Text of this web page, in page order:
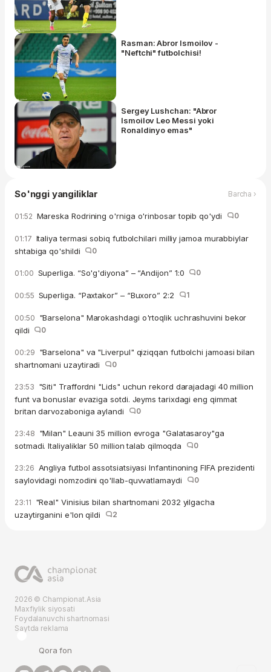
Rasman: Abror Ismoilov -
"Neftchi" futbolchisi!
Sergey Lushchan: "Abror
Ismoilov Leo Messi yoki
Ronaldinyo emas"
So'nggi yangiliklar Barcha ›
01:52 Mareska Rodrining o'rniga o'rinbosar topib qo'ydi 0
01:17 Italiya termasi sobiq futbolchilari milliy jamoa murabbiylar
shtabiga qo'shildi
0
01:00 Superliga. “So'g'diyona” – “Andijon” 1:0 0
00:55 Superliga. “Paxtakor” – “Buxoro” 2:2 1
00:50 "Barselona" Marokashdagi o'rtoqlik uchrashuvini bekor
qildi
0
00:29 "Barselona" va "Liverpul" qiziqqan futbolchi jamoasi bilan
shartnomani uzaytiradi
0
23:53 "Siti" Traffordni "Lids" uchun rekord darajadagi 40 million
funt va bonuslar evaziga sotdi. Jeyms tarixdagi eng qimmat
britan darvozaboniga aylandi
0
23:48 "Milan" Leauni 35 million evroga "Galatasaroy"ga
sotmadi. Italiyaliklar 50 million talab qilmoqda
0
23:26 Angliya futbol assotsiatsiyasi Infantinoning FIFA prezidenti
saylovidagi nomzodini qo'llab-quvvatlamaydi
0
23:11 "Real" Vinisius bilan shartnomani 2032 yilgacha
uzaytirganini e'lon qildi
2
2026 © Championat.Asia
Maxfiylik siyosati
Foydalanuvchi shartnomasi
Saytda reklama
Qora fon